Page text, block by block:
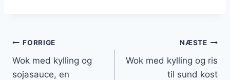
Indlægsnavigation
FORRIGE
Wok med kylling og
sojasauce, en
NÆSTE
Wok med kylling og ris
til sund kost